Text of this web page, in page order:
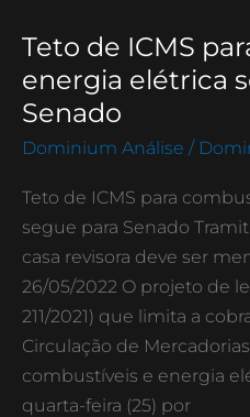
Teto de ICMS
energia elétrica
Senado
Dominium Análise /
Teto de ICMS para
segue para Senado
casa revisora deve ser
26/05/2022 O projeto de
211/2021) que limita a
Circulação de
combustíveis e energia
quarta-feira (25) por
Teto
de
ICMS
e
energia
elétrica
segue
para
Senado